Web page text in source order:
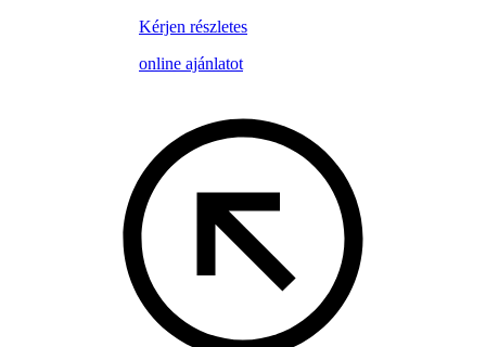
Kérjen részletes
online ajánlatot